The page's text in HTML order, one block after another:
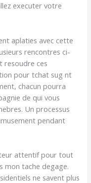
executer votre
aplaties avec cette
rencontres ci-
resoudre ces
pour tchat sug nt
chacun pourra
de qui vous
Un processus
pendant
attentif pour tout
mon tache degage.
ne savent plus